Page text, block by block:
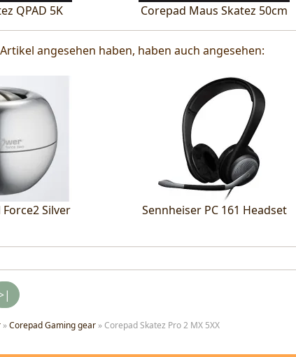
QPAD 5K Corepad Maus Skatez 50cm
angesehen haben, haben auch angesehen:
Silver Sennheiser PC 161 Headset
»Corepad Gaming gear»Corepad Skatez Pro 2 MX 5XX